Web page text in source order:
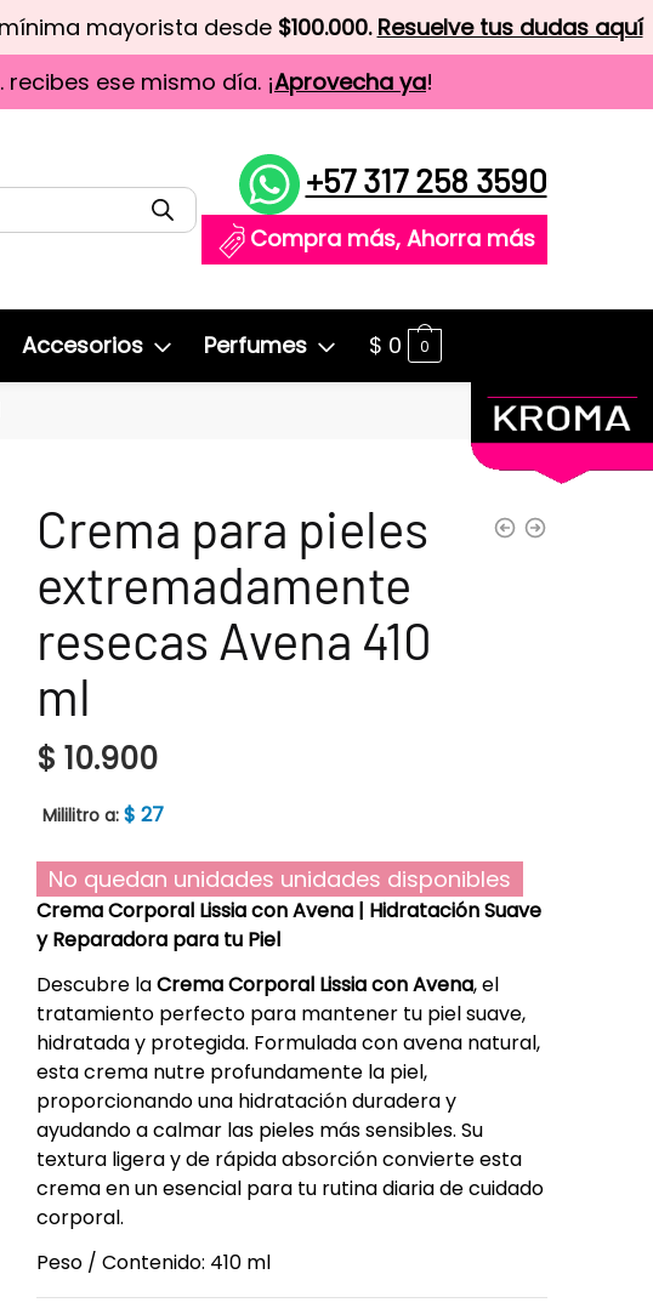
mayorista desde $100.000. Resuelve tus dudas aquí
ese mismo día. ¡Aprovecha ya!
+57 317 258 3590
Compra más, Ahorra más
Accesorios Perfumes $ 0 0
Crema para pieles
extremadamente
resecas Avena 410
ml
$ 10.900
Mililitro a: $ 27
No quedan unidades unidades disponibles
Crema Corporal Lissia con Avena | Hidratación Suave
y Reparadora para tu Piel
Descubre laCrema Corporal Lissia con Avena, el
tratamiento perfecto para mantener tu piel suave,
hidratada y protegida. Formulada con avena natural,
esta crema nutre profundamente la piel,
proporcionando una hidratación duradera y
ayudando a calmar las pieles más sensibles. Su
textura ligera y de rápida absorción convierte esta
crema en un esencial para tu rutina diaria de cuidado
corporal.
Peso / Contenido: 410 ml